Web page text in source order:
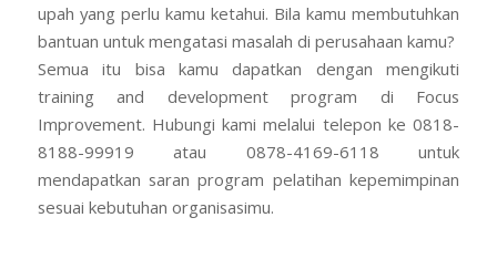
upah yang perlu kamu ketahui. Bila kamu membutuhkan
bantuan untuk mengatasi masalah di perusahaan kamu?
Semua itu bisa kamu dapatkan dengan mengikuti
training and development program di Focus
Improvement. Hubungi kami melalui telepon ke 0818-
8188-99919 atau 0878-4169-6118 untuk
mendapatkan saran program pelatihan kepemimpinan
sesuai kebutuhan organisasimu.